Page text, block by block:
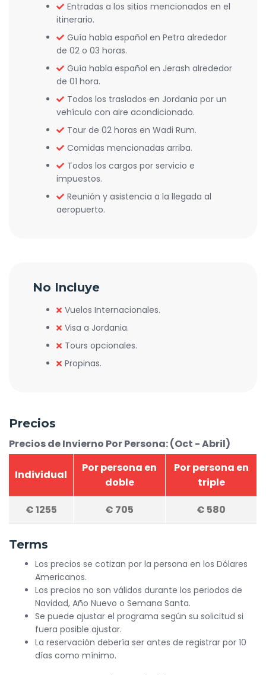
Entradas a los sitios mencionados en el
itinerario.
Guía habla español en Petra alrededor
de 02 o 03 horas.
Guía habla español en Jerash alrededor
de 01 hora.
Todos los traslados en Jordania por un
vehículo con aire acondicionado.
Tour de 02 horas en Wadi Rum.
Comidas mencionadas arriba.
Todos los cargos por servicio e
impuestos.
Reunión y asistencia a la llegada al
aeropuerto.
No Incluye
Vuelos Internacionales.
Visa a Jordania.
Tours opcionales.
Propinas.
Precios
Precios de Invierno Por Persona: (Oct - Abril)
Individual
Por persona en
doble
Por persona en
triple
€1255 € 705 € 580
Terms
Los precios se cotizan por la persona en los Dólares
Americanos.
Los precios no son válidos durante los periodos de
Navidad, Año Nuevo o Semana Santa.
Se puede ajustar el programa según su solicitud si
fuera posible ajustar.
La reservación debería ser antes de registrar por 10
días como mínimo.